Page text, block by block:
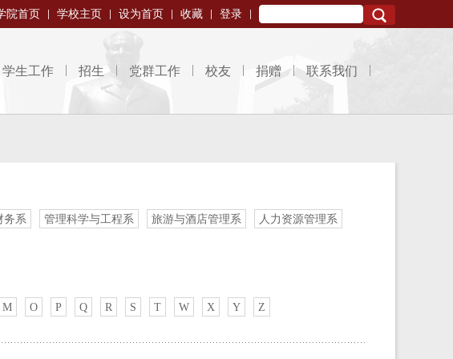
院首页 学校主页 设为首页 收藏 登录
学生工作 招生 党群工作 校友 捐赠 联系我们
务系 管理科学与工程系 旅游与酒店管理系
人力资源管理系
M O P Q R S T W X Y Z